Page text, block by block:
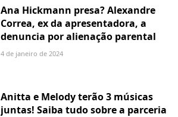
Ana Hickmann presa? Alexandre
Correa, ex da apresentadora, a
denuncia por alienação parental
4 de janeiro de 2024
Anitta e Melody terão 3 músicas
juntas! Saiba tudo sobre a parceria